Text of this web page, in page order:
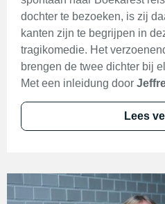
dochter te bezoeken, is zij
kanten zijn te begrijpen in
tragikomedie. Het
brengen de twee dichter bij
Met een inleidung door
Lees